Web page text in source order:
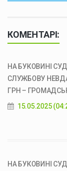
КОМЕНТАРІ:
НА БУКОВИНІ
СЛУЖБОВУ
ГРН –
15.05.2025
НА БУКОВИНІ